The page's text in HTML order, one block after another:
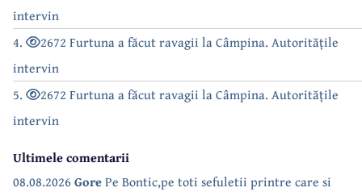
intervin
4.
2672 Furtuna a făcut ravagii la Câmpina. Autoritățile
intervin
5.
2672 Furtuna a făcut ravagii la Câmpina. Autoritățile
intervin
Ultimele comentarii
08.08.2026 GorePe Bontic,pe toti sefuletii printre care si